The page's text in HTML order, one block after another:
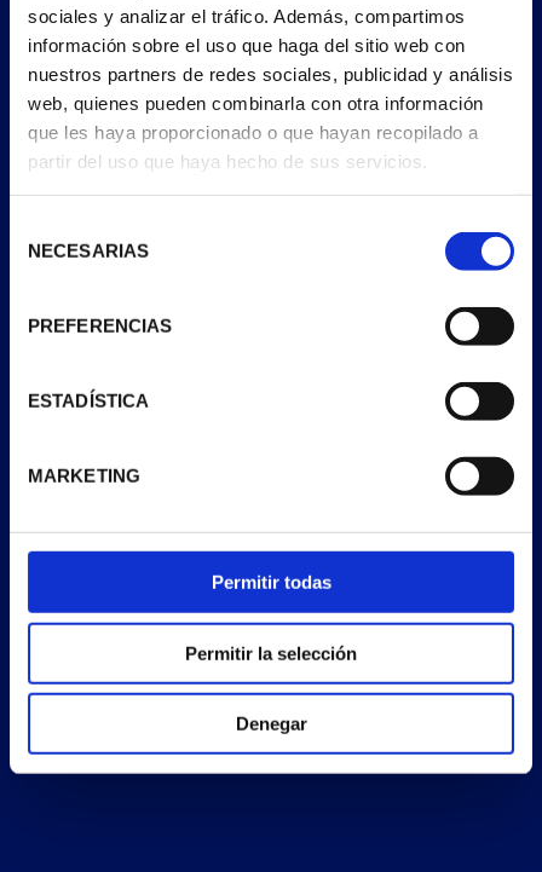
sociales y analizar el tráfico. Además, compartimos
información sobre el uso que haga del sitio web con
nuestros partners de redes sociales, publicidad y análisis
web, quienes pueden combinarla con otra información
que les haya proporcionado o que hayan recopilado a
partir del uso que haya hecho de sus servicios.
NECESARIAS
PREFERENCIAS
ESTADÍSTICA
MARKETING
Permitir todas
Permitir la selección
Denegar